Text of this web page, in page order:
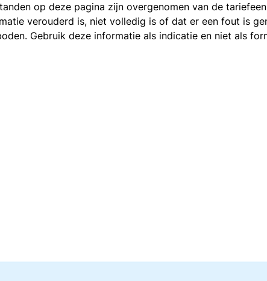
op deze pagina zijn overgenomen van de
verouderd is, niet volledig is of dat er een fout is
Gebruik deze informatie als indicatie en niet als